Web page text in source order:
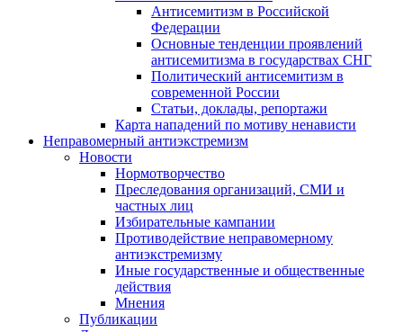
Антисемитизм в Российской
Федерации
Основные тенденции проявлений
антисемитизма в государствах СНГ
Политический антисемитизм в
современной России
Статьи, доклады, репортажи
Карта нападений по мотиву ненависти
Неправомерный антиэкстремизм
Новости
Нормотворчество
Преследования организаций, СМИ и
частных лиц
Избирательные кампании
Противодействие неправомерному
антиэкстремизму
Иные государственные и общественные
действия
Мнения
Публикации